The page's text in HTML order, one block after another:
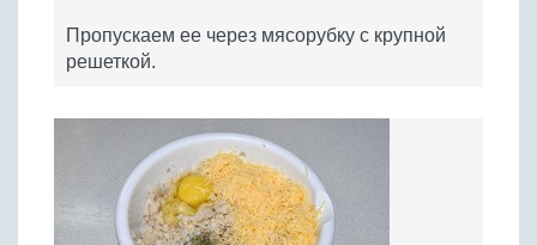
Пропускаем ее через мясорубку с крупной
решеткой.